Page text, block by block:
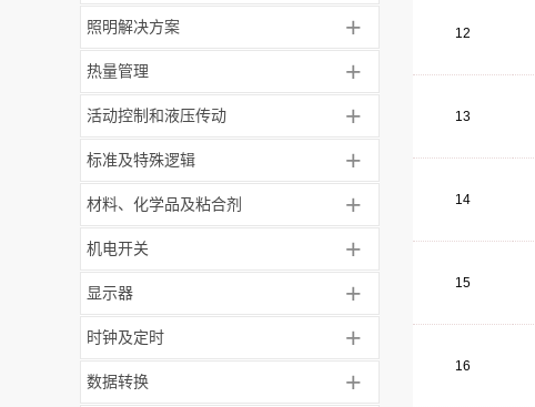
照明解决方案 +
热量管理 +
活动控制和液压传动 +
标准及特殊逻辑 +
材料、化学品及粘合剂 +
机电开关 +
显示器 +
时钟及定时 +
数据转换 +
12
13
14
15
16